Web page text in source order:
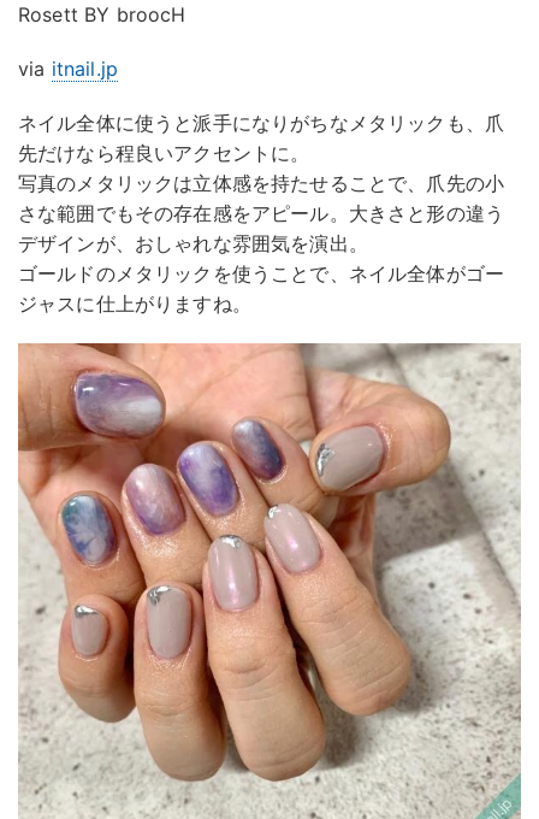
Rosett BY broocH
via itnail.jp
ネイル全体に使うと派手になりがちなメタリックも、爪
先だけなら程良いアクセントに。
写真のメタリックは立体感を持たせることで、爪先の小
さな範囲でもその存在感をアピール。大きさと形の違う
デザインが、おしゃれな雰囲気を演出。
ゴールドのメタリックを使うことで、ネイル全体がゴー
ジャスに仕上がりますね。